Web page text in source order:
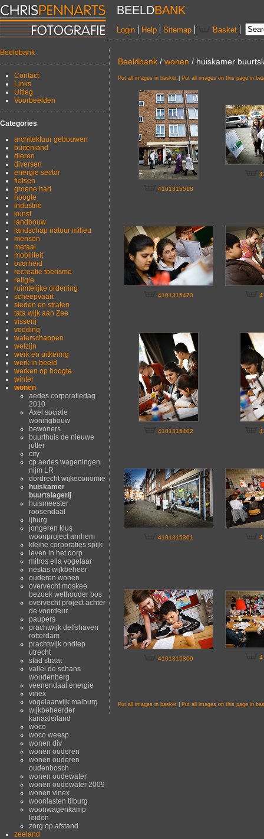
BEELDBANK
Login Help Sitemap Basket
Beeldbank
Contact
Links
Uitleg
Voorbeelden
Categories
architektuur gebouwen
buitenland
dieren
diversen
energie sector
fietsen
groene hart
hoogte
industrie
kunst
landbouw
landschap natuur milieu
mensen
metaal
mobiliteit
overheid
recreatie toerisme
religie
ruimtelijke ordening
scheepvaart
steden en straten
tata wijk aan Zee
visserij
voeding
waterschappen
welzijn
werk en uitkering
werk in beeld
werken op hoogte
winter
wonen
aedes corporatiedag
2010
Axel sociale
woningbouw
bewoners
buurthuis de nieuwe
jutter
city
cp aedes wageningen
nijm LR
dordrecht wijkeconomie
huiskamer
buurtslagerij
huismeester
roosendaal
ijburg
jongeren klus
woonproject arnhem
kleine corporaties spijk
leven in het dorp
mitros ella vogelaar
nestas wijkbeheer
ouderen wonen
overvecht moskee
bezoek wethouder bos
overvecht project achter
de voordeur
paupers
prachtwijk delfshaven
rotterdam
prachtwijk ondiep
utrecht
stad straat
vallei de schans
woudenberg
veenendaal energie
vinex
vogelaarwijk malburg
wijkbeheerder
kanaaleiland
woco
woco weesp
wonen div
wonen ouderen
wonen ouderen
oudenbosch
wonen oudewater
wonen oudewater 2009
wonen vinex
woonlasten tilburg
woonwagenkamp
leiden
zorg op afstand
zeeland
Beeldbank / wonen / huiskamer
Put all images in basket Put all images on this page in
4101315518
4101315470
4101315402
4101315361
4101315309
Put all images in basket Put all images on this page in